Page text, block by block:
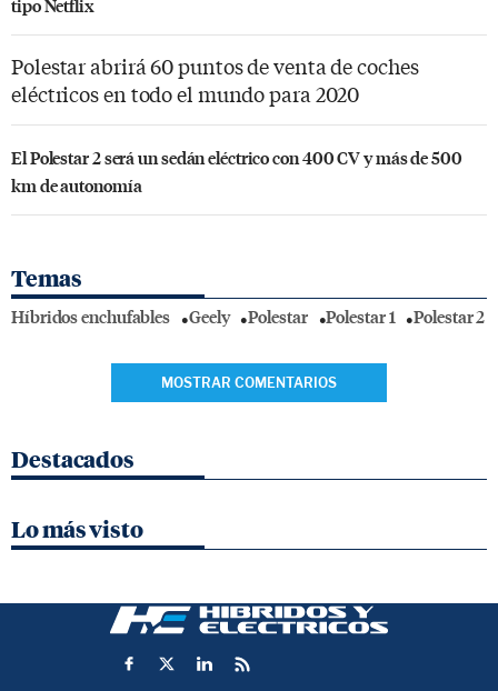
tipo Netflix
Polestar abrirá 60 puntos de venta de coches
eléctricos en todo el mundo para 2020
El Polestar 2 será un sedán eléctrico con 400 CV y más de 500
km de autonomía
Temas
Híbridos enchufables Geely Polestar Polestar 1 Polestar 2
MOSTRAR COMENTARIOS
Destacados
Lo más visto